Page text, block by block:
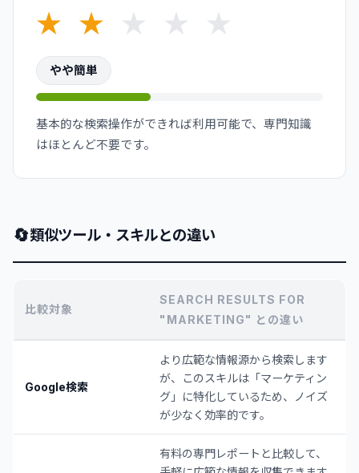
★ ★ ★ ★ ★
やや簡単
基本的な検索操作ができれば利用可能で、専門知識
はほとんど不要です。
🔄類似ツール・スキルとの違い
比較対象
SEARCH RESULTS FOR
"MARKETING" との違い
Google検索
より広範な情報源から検索します
が、このスキルは「マーケティン
グ」に特化しているため、ノイズ
が少なく効率的です。
有料の専門レポートと比較して、